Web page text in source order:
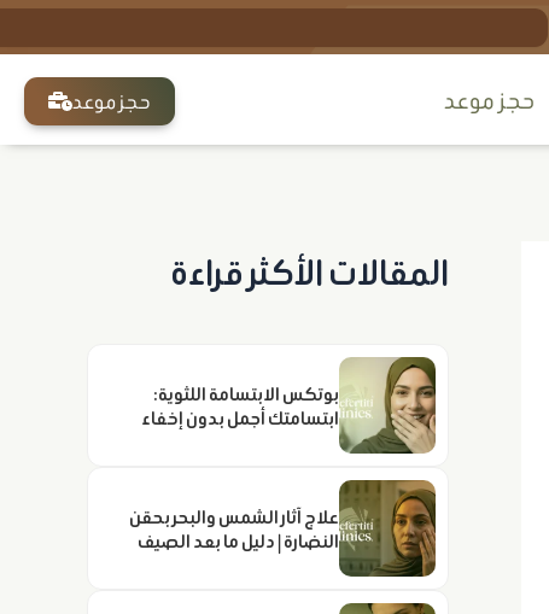
Search
حجز ﻣﻮﻋﺪ حجز موعد
المقالات الأكثر قراءة
بوتكس الابتسامة اللثوية:
ابتسامتك أجمل بدون إخفاء
علاج آثار الشمس والبحر بحقن
النضارة | دليل ما بعد الصيف